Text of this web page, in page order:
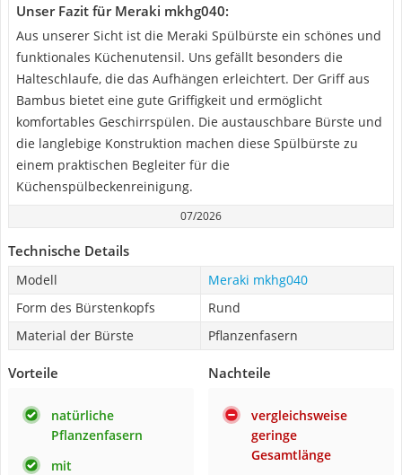
Unser Fazit für Meraki mkhg040:
Aus unserer Sicht ist die Meraki Spülbürste ein schönes und
funktionales Küchenutensil. Uns gefällt besonders die
Halteschlaufe, die das Aufhängen erleichtert. Der Griff aus
Bambus bietet eine gute Griffigkeit und ermöglicht
komfortables Geschirrspülen. Die austauschbare Bürste und
die langlebige Konstruktion machen diese Spülbürste zu
einem praktischen Begleiter für die
Küchenspülbeckenreinigung.
07/2026
Technische Details
Modell
Meraki mkhg040
Form des Bürstenkopfs
Rund
Material der Bürste
Pflanzenfasern
Vorteile
natürliche
Pflanzenfasern
mit
Nachteile
vergleichsweise
geringe
Gesamtlänge